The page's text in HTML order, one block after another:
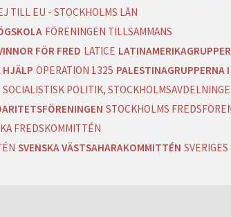
TILL EU - STOCKHOLMS LÄN
FÖRENINGEN TILLSAMMANS
FÖR FRED LATICE
HJÄLP OPERATION 1325 PALESTINAGRUPPERNA I
SOCIALISTISK POLITIK,
STOCKHOLMS
FREDSKOMMITTÉN
SVENSKA VÄSTSAHARAKOMMITTÉN